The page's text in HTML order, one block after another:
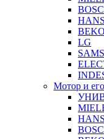
BEKO
LG
Мотор и